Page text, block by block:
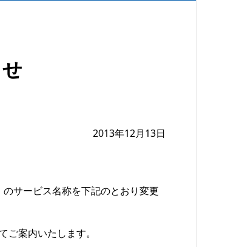
2013年12月13日
サービス名称を下記のとおり変更
案内いたします。